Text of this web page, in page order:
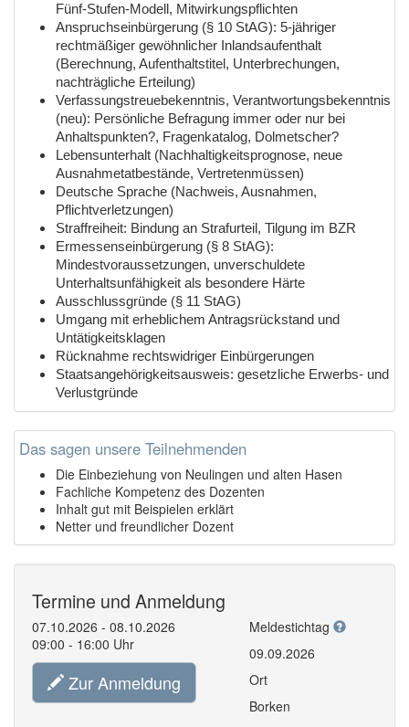
Fünf-Stufen-Modell, Mitwirkungspflichten
Anspruchseinbürgerung (§ 10 StAG): 5-jähriger
rechtmäßiger gewöhnlicher Inlandsaufenthalt
(Berechnung, Aufenthaltstitel, Unterbrechungen,
nachträgliche Erteilung)
Verfassungstreuebekenntnis, Verantwortungsbekenntnis
(neu): Persönliche Befragung immer oder nur bei
Anhaltspunkten?, Fragenkatalog, Dolmetscher?
Lebensunterhalt (Nachhaltigkeitsprognose, neue
Ausnahmetatbestände, Vertretenmüssen)
Deutsche Sprache (Nachweis, Ausnahmen,
Pflichtverletzungen)
Straffreiheit: Bindung an Strafurteil, Tilgung im BZR
Ermessenseinbürgerung (§ 8 StAG):
Mindestvoraussetzungen, unverschuldete
Unterhaltsunfähigkeit als besondere Härte
Ausschlussgründe (§ 11 StAG)
Umgang mit erheblichem Antragsrückstand und
Untätigkeitsklagen
Rücknahme rechtswidriger Einbürgerungen
Staatsangehörigkeitsausweis: gesetzliche Erwerbs- und
Verlustgründe
Das sagen unsere Teilnehmenden
Die Einbeziehung von Neulingen und alten Hasen
Fachliche Kompetenz des Dozenten
Inhalt gut mit Beispielen erklärt
Netter und freundlicher Dozent
Termine und Anmeldung
07.10.2026 - 08.10.2026
09:00 - 16:00 Uhr
Zur Anmeldung
Meldestichtag
09.09.2026
Ort
Borken